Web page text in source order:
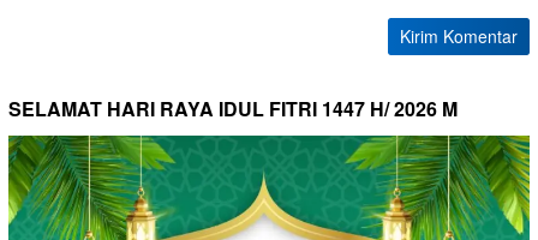
SELAMAT HARI RAYA IDUL FITRI 1447 H/ 2026 M